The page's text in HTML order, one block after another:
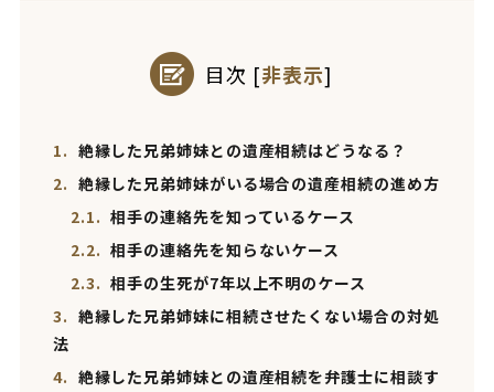
目次 [非表示]
1. 絶縁した兄弟姉妹との遺産相続はどうなる？
2. 絶縁した兄弟姉妹がいる場合の遺産相続の進め方
2.1. 相手の連絡先を知っているケース
2.2. 相手の連絡先を知らないケース
2.3. 相手の生死が7年以上不明のケース
3. 絶縁した兄弟姉妹に相続させたくない場合の対処
法
4. 絶縁した兄弟姉妹との遺産相続を弁護士に相談す